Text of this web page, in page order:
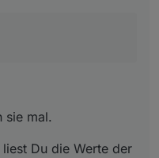
sie mal.
Du die Werte der